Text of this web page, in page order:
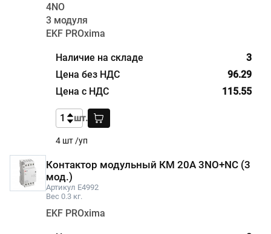
4NО
3 модуля
EKF PROxima
3
4 шт /уп
96.29
115.55
шт.
Контактор модульный КМ 20А 3NО+NC (3
мод.)
Артикул E4992
Вес 0.3 кг.
EKF PROxima